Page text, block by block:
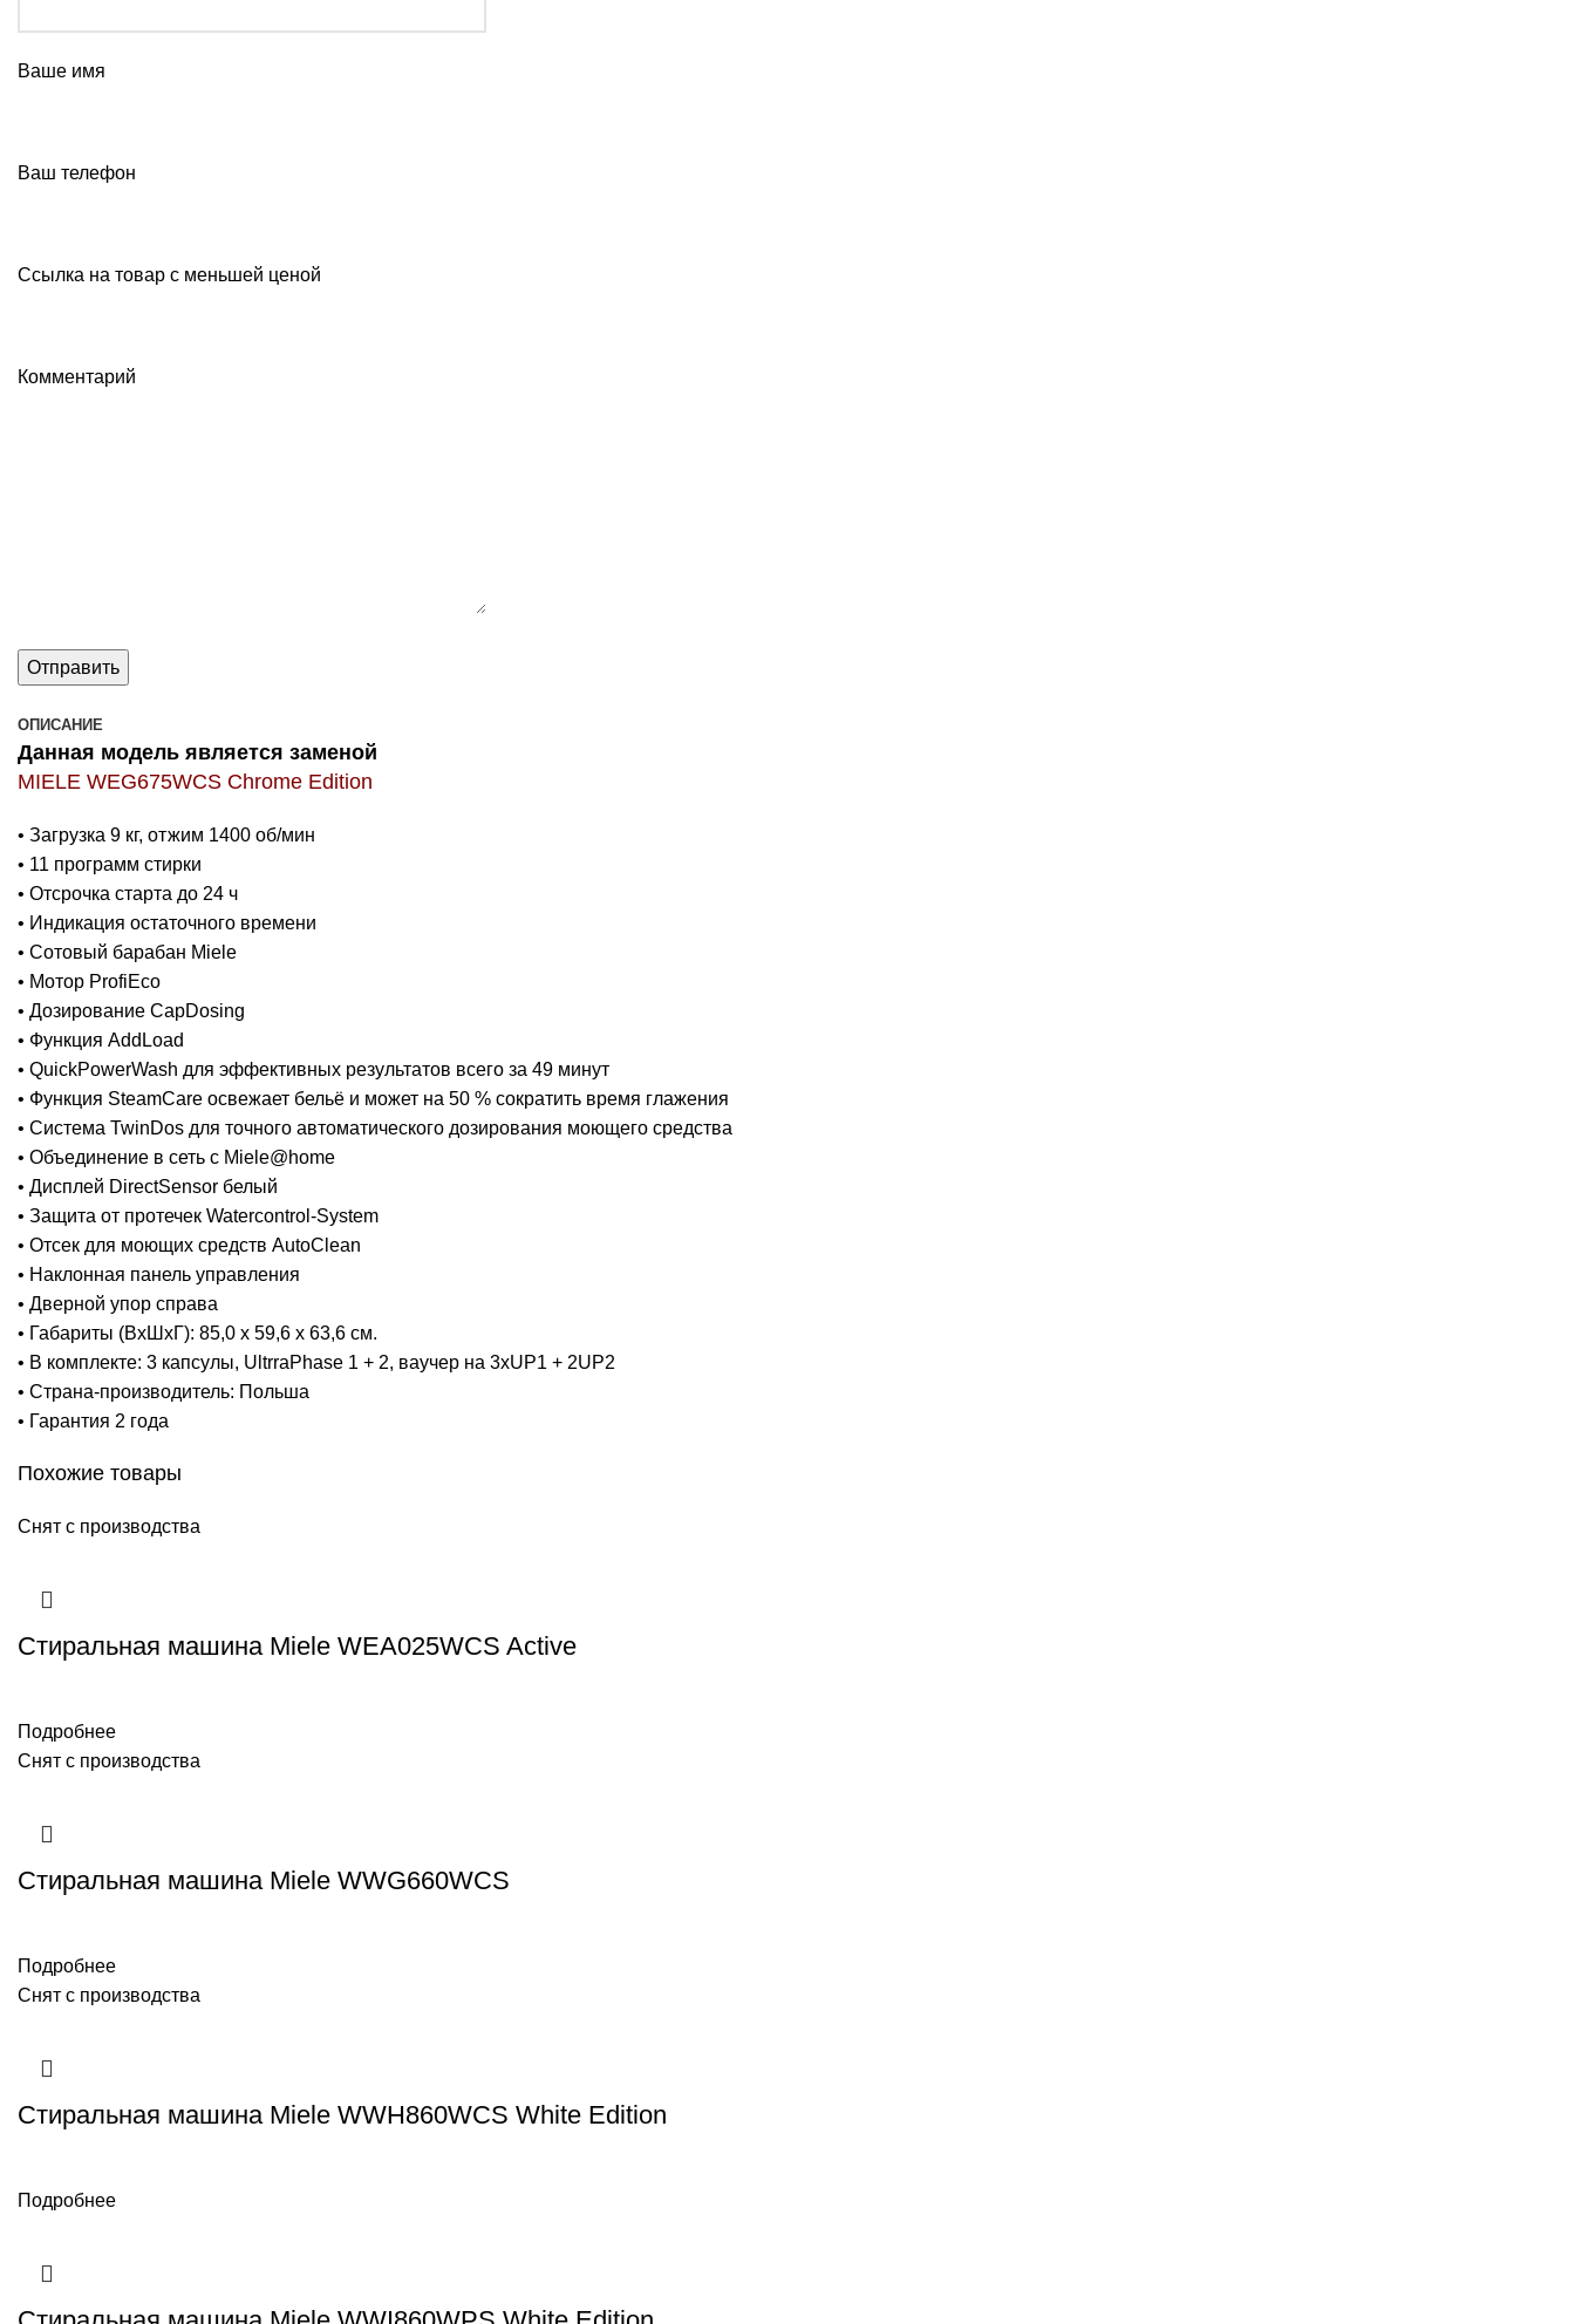
Ваше имя
Ваш телефон
Ссылка на товар с меньшей ценой
Комментарий
ОПИСАНИЕ
Данная модель является заменой
MIELE WEG675WCS Chrome Edition
• Загрузка 9 кг, отжим 1400 об/мин
• 11 программ стирки
• Отсрочка старта до 24 ч
• Индикация остаточного времени
• Сотовый барабан Miele
• Мотор ProfiEco
• Дозирование CapDosing
• Функция AddLoad
• QuickPowerWash для эффективных результатов всего за 49 минут
• Функция SteamCare освежает бельё и может на 50 % сократить время глажения
• Система TwinDos для точного автоматического дозирования моющего средства
• Объединение в сеть с Miele@home
• Дисплей DirectSensor белый
• Защита от протечек Watercontrol-System
• Отсек для моющих средств AutoClean
• Наклонная панель управления
• Дверной упор справа
• Габариты (ВхШхГ): 85,0 x 59,6 x 63,6 см.
• В комплекте: 3 капсулы, UltrraPhase 1 + 2, ваучер на 3xUP1 + 2UP2
• Страна-производитель: Польша
• Гарантия 2 года
Похожие товары
Снят с производства
Стиральная машина Miele WEA025WCS Active
Подробнее
Снят с производства
Стиральная машина Miele WWG660WCS
Подробнее
Снят с производства
Стиральная машина Miele WWH860WCS White Edition
Подробнее